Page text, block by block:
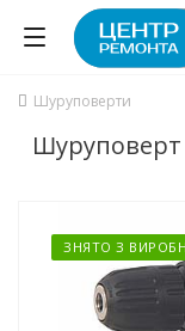
Шуруповерти
Шуруповерт
ЗНЯТО З